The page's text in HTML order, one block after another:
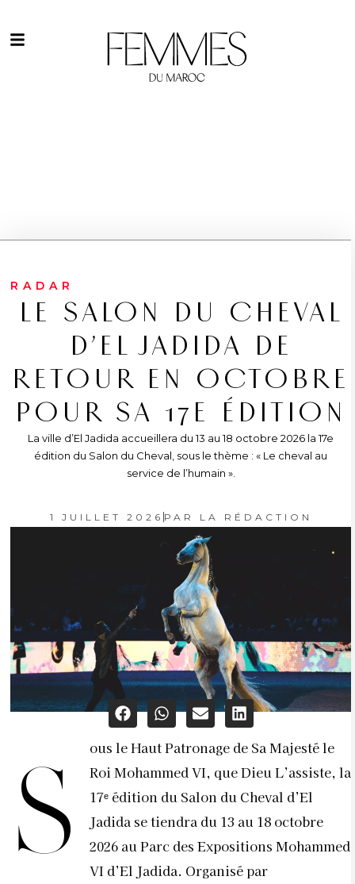
RADAR
LE SALON DU CHEVAL
D’EL JADIDA DE
RETOUR EN OCTOBRE
POUR SA 17E ÉDITION
La ville d’El Jadida accueillera du 13 au 18 octobre 2026 la 17e
édition du Salon du Cheval, sous le thème : « Le cheval au
service de l’humain ».
1 JUILLET 2026 PAR LA RÉDACTION
S
ous le Haut Patronage de Sa Majesté le
Roi Mohammed VI, que Dieu L’assiste, la
17ᵉ édition du Salon du Cheval d’El
Jadida se tiendra du 13 au 18 octobre
2026 au Parc des Expositions Mohammed
VI d’El Jadida. Organisé par